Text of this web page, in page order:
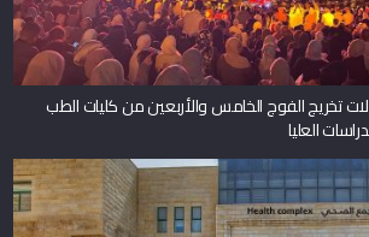
تخريج الفوج الخامس والأربعين من كليات الطب
العليا